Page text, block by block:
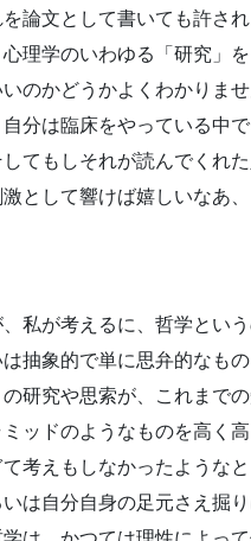
論文として書いても許さ
理学のいわゆる「研究」
のかどうかよくわかりま
分は臨床をやっている中
てもしそれが読んでくれ
として響けば嬉しいなあ
私が考えるに、哲学とい
抽象的で単に思弁的なも
研究や思索が、これまで
ッドのようなものを高く
考えもしなかったようなと
は自分自身の足元さえ掘